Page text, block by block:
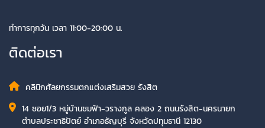
ทำการทุกวัน เวลา 11:00-20:00 น.
ติดต่อเรา
คลินิกศัลยกรรมตกแต่งเสริมสวย รังสิต
14 ซอย1/3 หมู่บ้านชมฟ้า-วรางกูล คลอง 2 ถนนรังสิต-นครนายก
ตำบลประชาธิปัตย์ อำเภอธัญบุรี จังหวัดปทุมธานี 12130